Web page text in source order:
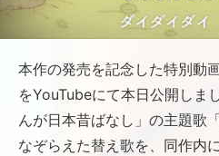
本作の発売を記念した特別動
をYouTubeにて本日公開しま
んが日本昔ばなし」の主題歌
なぞらえた替え歌を、同作内